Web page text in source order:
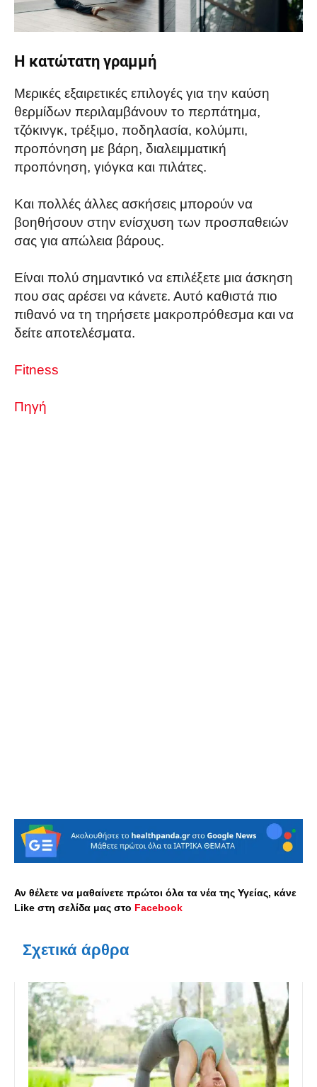
Η κατώτατη γραμμή
Μερικές εξαιρετικές επιλογές για την καύση
θερμίδων περιλαμβάνουν το περπάτημα,
τζόκινγκ, τρέξιμο, ποδηλασία, κολύμπι,
προπόνηση με βάρη, διαλειμματική
προπόνηση, γιόγκα και πιλάτες.
Και πολλές άλλες ασκήσεις μπορούν να
βοηθήσουν στην ενίσχυση των προσπαθειών
σας για απώλεια βάρους.
Είναι πολύ σημαντικό να επιλέξετε μια άσκηση
που σας αρέσει να κάνετε. Αυτό καθιστά πιο
πιθανό να τη τηρήσετε μακροπρόθεσμα και να
δείτε αποτελέσματα.
Fitness
Πηγή
Αν θέλετε να μαθαίνετε πρώτοι όλα τα νέα της Υγείας, κάνε
Like στη σελίδα μας στο Facebook
Σχετικά άρθρα